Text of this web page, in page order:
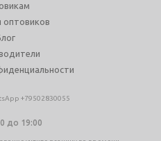
оптовиков
+79502830055
до 19:00